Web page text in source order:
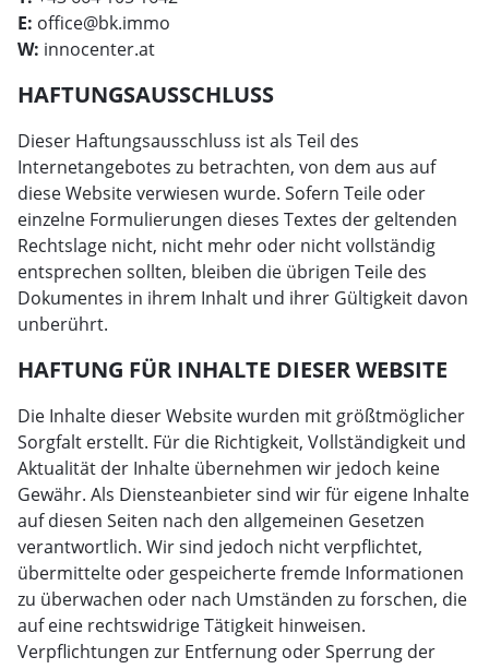
E: office@bk.immo
W: innocenter.at
HAFTUNGSAUSSCHLUSS
Dieser Haftungsausschluss ist als Teil des
Internetangebotes zu betrachten, von dem aus auf
diese Website verwiesen wurde. Sofern Teile oder
einzelne Formulierungen dieses Textes der geltenden
Rechtslage nicht, nicht mehr oder nicht vollständig
entsprechen sollten, bleiben die übrigen Teile des
Dokumentes in ihrem Inhalt und ihrer Gültigkeit davon
unberührt.
HAFTUNG FÜR INHALTE DIESER WEBSITE
Die Inhalte dieser Website wurden mit größtmöglicher
Sorgfalt erstellt. Für die Richtigkeit, Vollständigkeit und
Aktualität der Inhalte übernehmen wir jedoch keine
Gewähr. Als Diensteanbieter sind wir für eigene Inhalte
auf diesen Seiten nach den allgemeinen Gesetzen
verantwortlich. Wir sind jedoch nicht verpflichtet,
übermittelte oder gespeicherte fremde Informationen
zu überwachen oder nach Umständen zu forschen, die
auf eine rechtswidrige Tätigkeit hinweisen.
Verpflichtungen zur Entfernung oder Sperrung der